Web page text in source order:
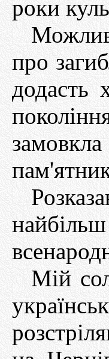
роки
про
додасть
Мій